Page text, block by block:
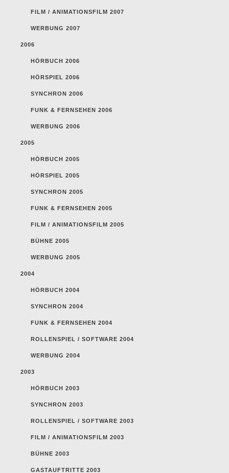
FILM / ANIMATIONSFILM 2007
WERBUNG 2007
2006
HÖRBUCH 2006
HÖRSPIEL 2006
SYNCHRON 2006
FUNK & FERNSEHEN 2006
WERBUNG 2006
2005
HÖRBUCH 2005
HÖRSPIEL 2005
SYNCHRON 2005
FUNK & FERNSEHEN 2005
FILM / ANIMATIONSFILM 2005
BÜHNE 2005
WERBUNG 2005
2004
HÖRBUCH 2004
SYNCHRON 2004
FUNK & FERNSEHEN 2004
ROLLENSPIEL / SOFTWARE 2004
WERBUNG 2004
2003
HÖRBUCH 2003
SYNCHRON 2003
ROLLENSPIEL / SOFTWARE 2003
FILM / ANIMATIONSFILM 2003
BÜHNE 2003
GASTAUFTRITTE 2003